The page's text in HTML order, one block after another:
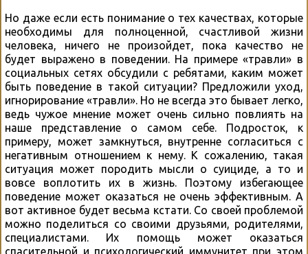
Но даже если есть понимание о тех качествах, которые
необходимы для полноценной, счастливой жизни
человека, ничего не произойдет, пока качество не
будет выражено в поведении. На примере «травли» в
социальных сетях обсудили с ребятами, каким может
быть поведение в такой ситуации? Предложили уход,
игнорирование «травли». Но не всегда это бывает легко,
ведь чужое мнение может очень сильно повлиять на
наше представление о самом себе. Подросток, к
примеру, может замкнуться, внутренне согласиться с
негативным отношением к нему. К сожалению, такая
ситуация может породить мысли о суициде, а то и
вовсе воплотить их в жизнь. Поэтому избегающее
поведение может оказаться не очень эффективным. А
вот активное будет весьма кстати. Со своей проблемой
можно поделиться со своими друзьями, родителями,
специалистами. Их помощь может оказаться
спасительной и психологический иммунитет при этом